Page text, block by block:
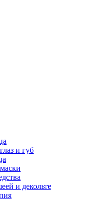
и губ
и декольте